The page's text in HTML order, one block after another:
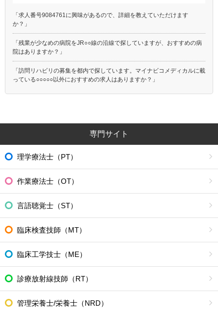
「求人番号9084761に興味があるので、詳細を教えていただけます
か？」
「残業が少なめの病院をJR○○線の沿線で探していますが、おすすめの病
院はありますか？」
「訪問リハビリの募集を都内で探しています。マイナビコメディカルに載
っている○○○○○以外におすすめの求人はありますか？」
専門サイト
理学療法士（PT）
作業療法士（OT）
言語聴覚士（ST）
臨床検査技師（MT）
臨床工学技士（ME）
診療放射線技師（RT）
管理栄養士/栄養士（NRD）